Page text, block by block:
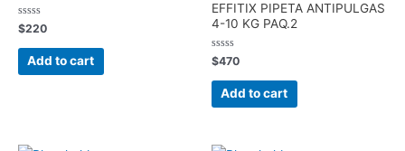
Rated
0
out
$220
Add to cart
EFFITIX PIPETA ANTIPULGAS
4-10 KG PAQ.2
Rated
0
out
$470
Add to cart